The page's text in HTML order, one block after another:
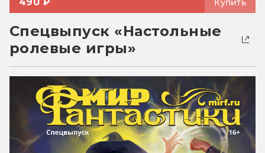
Спецвыпуск «Настольные
ролевые игры»